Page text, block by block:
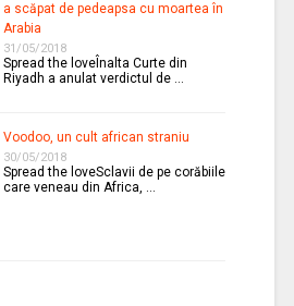
a scăpat de pedeapsa cu moartea în
Arabia
31/05/2018
Spread the loveÎnalta Curte din
Riyadh a anulat verdictul de …
Voodoo, un cult african straniu
30/05/2018
Spread the loveSclavii de pe corăbiile
care veneau din Africa, …